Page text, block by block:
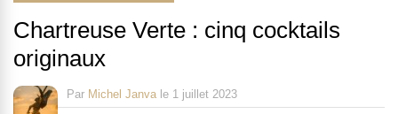
Chartreuse Verte : cinq cocktails
originaux
Par Michel Janva le 1 juillet 2023